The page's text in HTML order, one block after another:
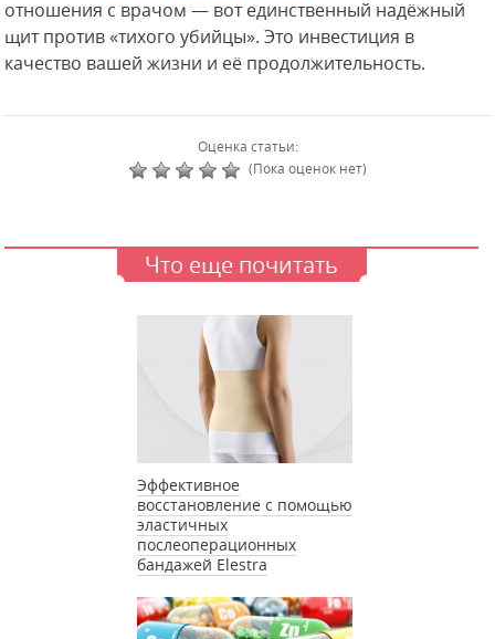
отношения с врачом — вот единственный надёжный
щит против «тихого убийцы». Это инвестиция в
качество вашей жизни и её продолжительность.
Оценка статьи:
(Пока оценок нет)
Что еще почитать
Эффективное
восстановление с помощью
эластичных
послеоперационных
бандажей Elestra